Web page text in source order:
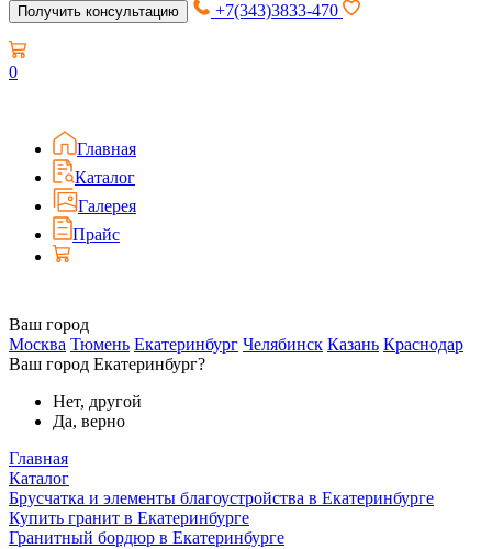
Получить консультацию +7(343)3833-470
0
Главная
Каталог
Галерея
Прайс
Ваш город
Москва Тюмень Екатеринбург Челябинск Казань Краснодар
Ваш город Екатеринбург?
Нет, другой
Да, верно
Главная
Каталог
Брусчатка и элементы благоустройства в Екатеринбурге
Купить гранит в Екатеринбурге
Гранитный бордюр в Екатеринбурге